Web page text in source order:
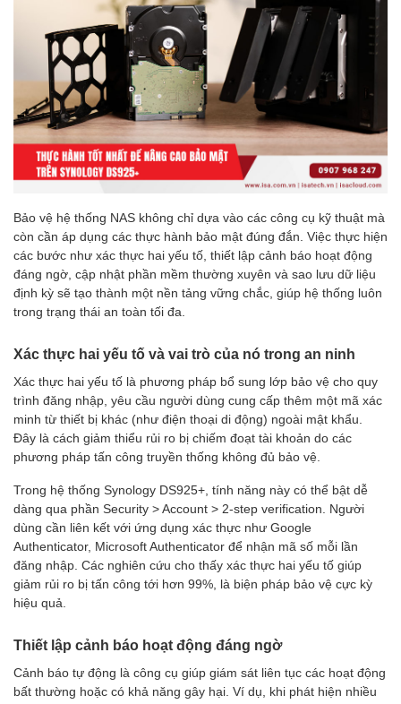
Bảo vệ hệ thống NAS không chỉ dựa vào các công cụ kỹ thuật mà
còn cần áp dụng các thực hành bảo mật đúng đắn. Việc thực hiện
các bước như xác thực hai yếu tố, thiết lập cảnh báo hoạt động
đáng ngờ, cập nhật phần mềm thường xuyên và sao lưu dữ liệu
định kỳ sẽ tạo thành một nền tảng vững chắc, giúp hệ thống luôn
trong trạng thái an toàn tối đa.
Xác thực hai yếu tố và vai trò của nó trong an ninh
Xác thực hai yếu tố là phương pháp bổ sung lớp bảo vệ cho quy
trình đăng nhập, yêu cầu người dùng cung cấp thêm một mã xác
minh từ thiết bị khác (như điện thoại di động) ngoài mật khẩu.
Đây là cách giảm thiểu rủi ro bị chiếm đoạt tài khoản do các
phương pháp tấn công truyền thống không đủ bảo vệ.
Trong hệ thống Synology DS925+, tính năng này có thể bật dễ
dàng qua phần Security > Account > 2-step verification. Người
dùng cần liên kết với ứng dụng xác thực như Google
Authenticator, Microsoft Authenticator để nhận mã số mỗi lần
đăng nhập. Các nghiên cứu cho thấy xác thực hai yếu tố giúp
giảm rủi ro bị tấn công tới hơn 99%, là biện pháp bảo vệ cực kỳ
hiệu quả.
Thiết lập cảnh báo hoạt động đáng ngờ
Cảnh báo tự động là công cụ giúp giám sát liên tục các hoạt động
bất thường hoặc có khả năng gây hại. Ví dụ, khi phát hiện nhiều